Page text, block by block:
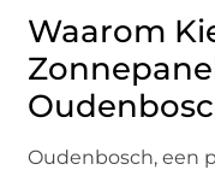
Waarom
Oudenbosch, een